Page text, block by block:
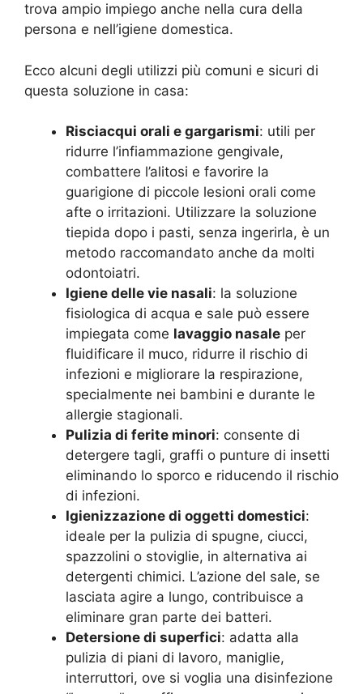
trova ampio impiego anche nella cura della
persona e nell’igiene domestica.
Ecco alcuni degli utilizzi più comuni e sicuri di
questa soluzione in casa:
Risciacqui orali e gargarismi: utili per
ridurre l’infiammazione gengivale,
combattere l’alitosi e favorire la
guarigione di piccole lesioni orali come
afte o irritazioni. Utilizzare la soluzione
tiepida dopo i pasti, senza ingerirla, è un
metodo raccomandato anche da molti
odontoiatri.
Igiene delle vie nasali: la soluzione
fisiologica di acqua e sale può essere
impiegata come lavaggio nasale per
fluidificare il muco, ridurre il rischio di
infezioni e migliorare la respirazione,
specialmente nei bambini e durante le
allergie stagionali.
Pulizia di ferite minori: consente di
detergere tagli, graffi o punture di insetti
eliminando lo sporco e riducendo il rischio
di infezioni.
Igienizzazione di oggetti domestici:
ideale per la pulizia di spugne, ciucci,
spazzolini o stoviglie, in alternativa ai
detergenti chimici. L’azione del sale, se
lasciata agire a lungo, contribuisce a
eliminare gran parte dei batteri.
Detersione di superfici: adatta alla
pulizia di piani di lavoro, maniglie,
interruttori, ove si voglia una disinfezione